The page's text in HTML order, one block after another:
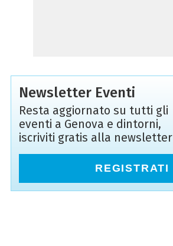
Newsletter Eventi
Resta aggiornato su tutti gli
eventi a Genova e dintorni,
iscriviti gratis alla newsletter
REGISTRATI